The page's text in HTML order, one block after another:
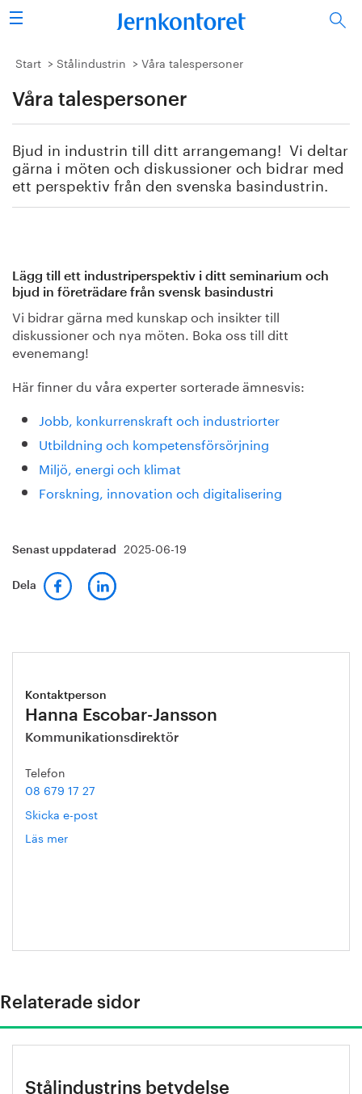
Sök
Stålindustrin
Vision 2050
Forskning/utbildning
Energi/miljö
Bildbank
Om oss
Start Stålindustrin Våra talespersoner
Våra talespersoner
Bjud in industrin till ditt arrangemang! Vi deltar
gärna i möten och diskussioner och bidrar med
ett perspektiv från den svenska basindustrin.
Lägg till ett industriperspektiv i ditt seminarium och
bjud in företrädare från svensk basindustri
Vi bidrar gärna med kunskap och insikter till
diskussioner och nya möten. Boka oss till ditt
evenemang!
Här finner du våra experter sorterade ämnesvis:
Jobb, konkurrenskraft och industriorter
Utbildning och kompetensförsörjning
Miljö, energi och klimat
Forskning, innovation och digitalisering
Senast uppdaterad 2025-06-19
Dela
Kontaktperson
Hanna Escobar-Jansson
Kommunikationsdirektör
Telefon
08 679 17 27
Skicka e-post
Läs mer
Relaterade sidor
Stålindustrins betydelse